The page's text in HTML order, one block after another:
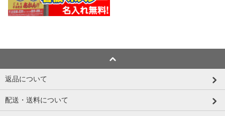
返品について
配送・送料について